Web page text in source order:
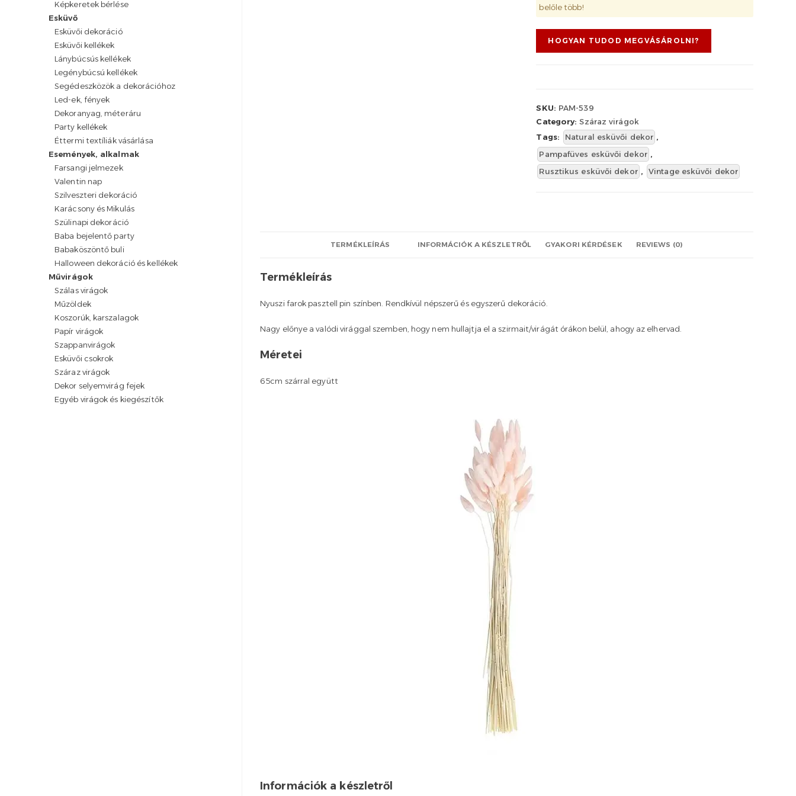
belőle több!
HOGYAN TUDOD MEGVÁSÁROLNI?
SKU: PAM-539
Category:Száraz virágok
Tags:
Natural esküvői dekor ,
Pampafüves esküvői dekor ,
Rusztikus esküvői dekor , Vintage esküvői dekor
TERMÉKLEÍRÁS INFORMÁCIÓK A KÉSZLETRŐL GYAKORI KÉRDÉSEK REVIEWS (0)
Termékleírás
Nyuszi farok pasztell pin színben. Rendkívül népszerű és egyszerű dekoráció.
Nagy előnye a valódi virággal szemben, hogy nem hullajtja el a szirmait/virágát órákon belül, ahogy az elhervad.
Méretei
65cm szárral együtt
Információk a készletről
Képkeretek bérlése
Esküvő
Esküvői dekoráció
Esküvői kellékek
Lánybúcsús kellékek
Legénybúcsú kellékek
Segédeszközök a dekorációhoz
Led-ek, fények
Dekoranyag, méteráru
Party kellékek
Éttermi textíliák vásárlása
Események, alkalmak
Farsangi jelmezek
Valentin nap
Szilveszteri dekoráció
Karácsony és Mikulás
Szülinapi dekoráció
Baba bejelentő party
Babaköszöntő buli
Halloween dekoráció és kellékek
Művirágok
Szálas virágok
Műzöldek
Koszorúk, karszalagok
Papír virágok
Szappanvirágok
Esküvői csokrok
Száraz virágok
Dekor selyemvirág fejek
Egyéb virágok és kiegészítők